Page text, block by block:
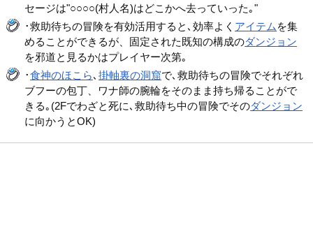
セージは"○○○○(村人名)はどこかへ去っていった｡"
･救助待ちの冒険を有効活用すると､効率よく アイテム を集
めることができるが、固定された既知の構成のダンジョン
を邪道と見るかはプレイヤー次第｡
･食神のほこら､掛軸裏の洞窟で､救助待ちの冒険でそれぞれ
ブフーの包丁、ワナ師の腕輪をそのまま持ち帰ることがで
きる｡(2Fでわざと死に､救助待ち中の冒険でそのダンジョン
に向かうとOK)